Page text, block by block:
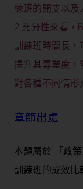
練班的開支以及
2.充分性來看，
訓練班時間長，
提升其專業度
對各種不同情形
章節出處
本題屬於 「政
訓練班的成效比